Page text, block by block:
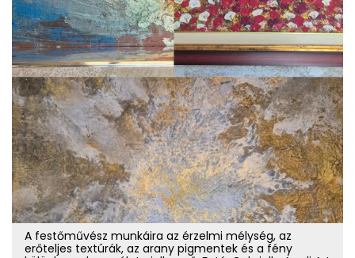
A festőművész munkáira az érzelmi mélység, az
erőteljes textúrák, az arany pigmentek és a fény